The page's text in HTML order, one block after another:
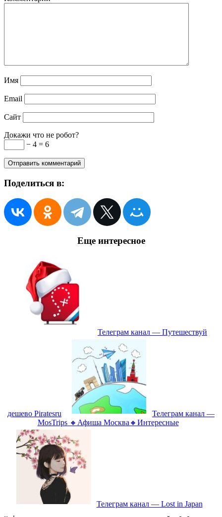
Имя
Email
Сайт
Докажи что не робот?
− 4 = 6
Поделиться в:
Еще интересное
Телеграм канал — Путешествуй
дешево Piratesru
Телеграм канал —
MosTrips 🔸Афиша Москва🔸Интересные
Телеграм канал — Lost in Japan